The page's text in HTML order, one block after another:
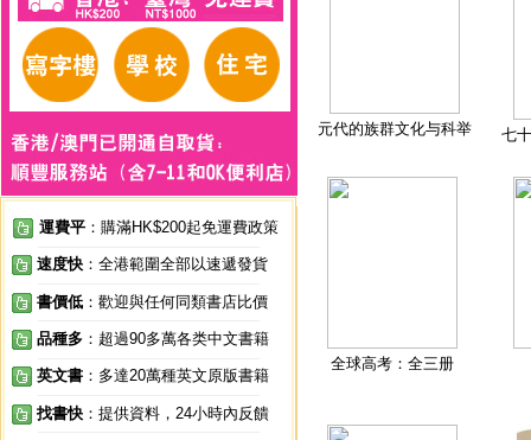
運費平 ：購滿HK$200起免運費政策
速度快 ：全港範圍全部以速遞發貨
書價低 ：歡迎與任何同類書店比價
品種多 ：超過90多萬各类中文書籍
英文書 ：多達20萬種英文原版書籍
找書快 ：提供資料，24小時內反饋
元代的族群文化与科举 七
全球高考：全三册